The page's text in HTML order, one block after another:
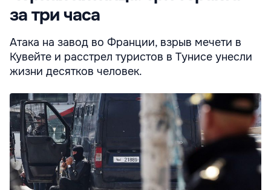
за три часа
Атака на завод во Франции, взрыв мечети в
Кувейте и расстрел туристов в Тунисе унесли
жизни десятков человек.